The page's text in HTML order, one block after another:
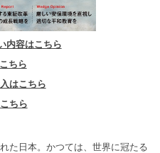
内容はこちら
ちら
はこちら
ちら
た日本。かつては、世界に冠たる